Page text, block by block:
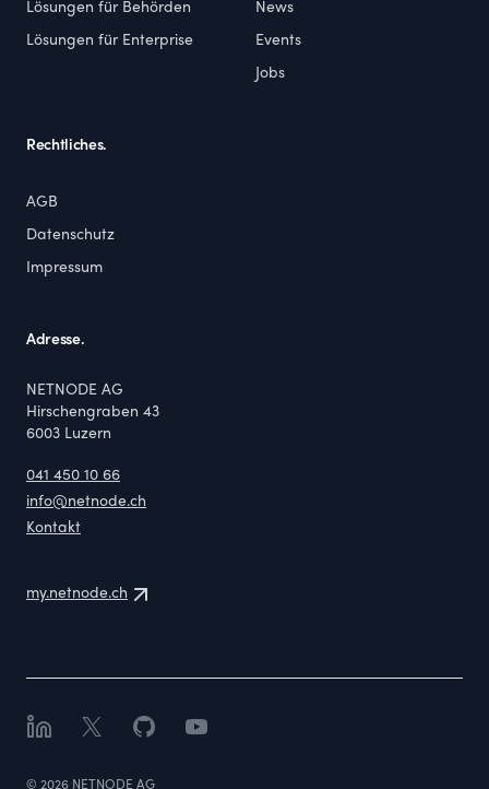
Lösungen für Behörden
Lösungen für Enterprise
News
Events
Jobs
Rechtliches.
AGB
Datenschutz
Impressum
Adresse.
NETNODE AG
Hirschengraben 43
6003 Luzern
041 450 10 66
info@netnode.ch
Kontakt
my.netnode.ch
LinkedIn
X GitHubYouTube
© 2026 NETNODE AG